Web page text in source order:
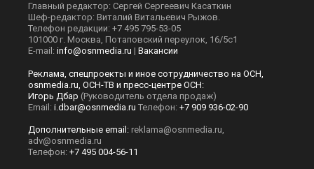
Главный редактор: Сергей Сергеевич Касаткин
Шеф-редактор: Виталий Витальевич Рыжов.
Телефон редакции: +7 495 795-53-05
101000 г. Москва, Потаповский переулок, 16/5с1
E-mail: info@osnmedia.ru | Вакансии
Реклама, спецпроекты и иное сотрудничество на ОСН,
osnmedia.ru, ОСН-ТВ и пресс-центре ОСН:
Игорь Дбар (Руководитель отдела продаж)
Email: i.dbar@osnmedia.ru Телефон: +7 909 936-02-90
Дополнительные email: reklama@osnmedia.ru,
adv@osnmedia.ru
Телефон: +7 495 004-56-11